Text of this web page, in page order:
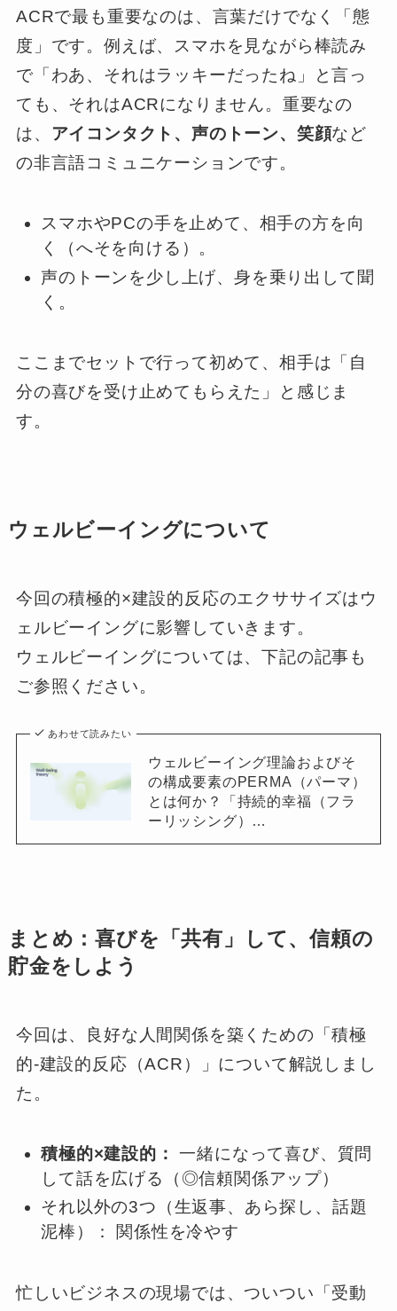
ACRで最も重要なのは、言葉だけでなく「態
度」です。例えば、スマホを見ながら棒読み
で「わあ、それはラッキーだったね」と言っ
ても、それはACRになりません。重要なの
は、
アイコンタクト、声のトーン、笑顔など
の非言語コミュニケーションです。
スマホやPCの手を止めて、相手の方を向
く（へそを向ける）。
声のトーンを少し上げ、身を乗り出して聞
く。
ここまでセットで行って初めて、相手は「自
分の喜びを受け止めてもらえた」と感じま
す。
ウェルビーイングについて
今回の積極的×建設的反応のエクササイズはウ
ェルビーイングに影響していきます。
ウェルビーイングについては、下記の記事も
ご参照ください。
あわせて読みたい
ウェルビーイング理論およびそ
の構成要素のPERMA（パーマ）
とは何か？「持続的幸福（フラ
ーリッシング）…
まとめ：喜びを「共有」して、信頼の
貯金をしよう
今回は、良好な人間関係を築くための「積極
的‐建設的反応（ACR）」について解説しまし
た。
積極的×建設的：
一緒になって喜び、質問
して話を広げる（◎信頼関係アップ）
それ以外の3つ（生返事、あら探し、話題
泥棒）： 関係性を冷やす
忙しいビジネスの現場では、ついつい「受動